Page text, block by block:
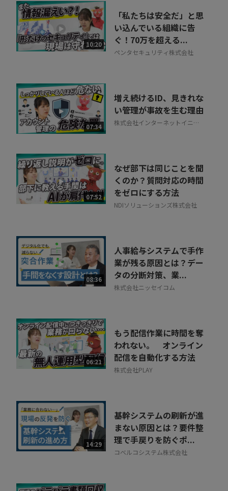
10:20
「私たちは安全だ」と思
い込んでいる組織に告
ぐ！70万を超える...
ペンタセキュリティ株式会社
07:34
増え続けるID、見きれな
い管理が事故を生む理由
株式会社インターネットイニシ
07:52
なぜ部下は同じことを聞
くのか？質問対応の時間
をゼロにする方法
NDIソリューションズ株式会社
08:36
人事給与システムで手作
業が残る原因とは？デー
タの分断対策、業...
株式会社ニッセイコム
06:21
もう配信作業に時間を奪
われない。 オンライン
配信を自動化する方法
株式会社PLAY
14:29
基幹システムの刷新が進
まない原因とは？要件整
理で手戻りを防ぐポ...
コベルコシステム株式会社